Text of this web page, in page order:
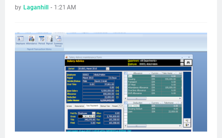
by Laganhill - 1:21 AM